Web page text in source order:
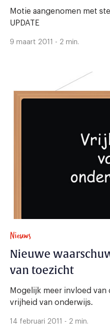
Motie aangenomen met
UPDATE
9 maart 2011 - 2 min.
Nieuws
Nieuwe
van toezicht
Mogelijk meer invloed
vrijheid van onderwijs.
14 februari 2011 - 2 min.